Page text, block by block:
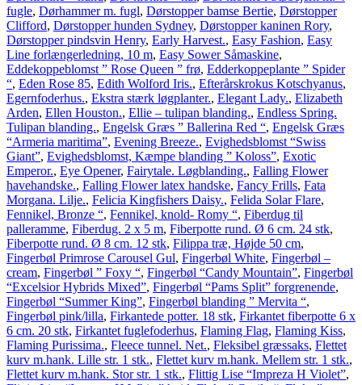
fugle, Dørhammer m. fugl, Dørstopper bamse Bertie, Dørstopper
Clifford, Dørstopper hunden Sydney, Dørstopper kaninen Rory,
Dørstopper pindsvin Henry, Early Harvest., Easy Fashion, Easy
Line forlængerledning, 10 m, Easy Sower Såmaskine,
Eddekoppeblomst ” Rose Queen ” frø, Edderkoppeplante ” Spider
“, Eden Rose 85, Edith Wolford Iris., Efterårskrokus Kotschyanus,
Egernfoderhus., Ekstra stærk løgplanter., Elegant Lady., Elizabeth
Arden, Ellen Houston., Ellie – tulipan blanding., Endless Spring.
Tulipan blanding., Engelsk Græs ” Ballerina Red “, Engelsk Græs
“Armeria maritima”, Evening Breeze., Evighedsblomst “Swiss
Giant”, Evighedsblomst, Kæmpe blanding ” Koloss”, Exotic
Emperor., Eye Opener, Fairytale. Løgblanding., Falling Flower
havehandske., Falling Flower latex handske, Fancy Frills, Fata
Morgana. Lilje., Felicia Kingfishers Daisy., Felida Solar Flare,
Fennikel, Bronze “, Fennikel, knold- Romy “, Fiberdug til
palleramme, Fiberdug. 2 x 5 m, Fiberpotte rund. Ø 6 cm. 24 stk,
Fiberpotte rund. Ø 8 cm. 12 stk, Filippa træ, Højde 50 cm,
Fingerbøl Primrose Carousel Gul, Fingerbøl White, Fingerbøl –
cream, Fingerbøl ” Foxy “, Fingerbøl “Candy Mountain”, Fingerbøl
“Excelsior Hybrids Mixed”, Fingerbøl “Pams Split” forgrenende,
Fingerbøl “Summer King”, Fingerbøl blanding ” Mervita “,
Fingerbøl pink/lilla, Firkantede potter. 18 stk, Firkantet fiberpotte 6 x
6 cm. 20 stk, Firkantet fuglefoderhus, Flaming Flag, Flaming Kiss,
Flaming Purissima., Fleece tunnel. Net., Fleksibel græssaks, Flettet
kurv m.hank. Lille str. 1 stk., Flettet kurv m.hank. Mellem str. 1 stk.,
Flettet kurv m.hank. Stor str. 1 stk., Flittig Lise “Impreza H Violet”,